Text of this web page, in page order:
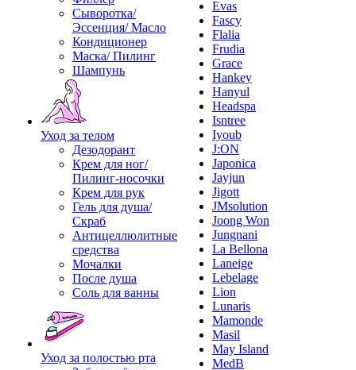
Сыворотка/
Эссенция/ Масло
Кондиционер
Маска/ Пилинг
Шампунь
Уход за телом
Дезодорант
Крем для ног/
Пилинг-носочки
Крем для рук
Гель для душа/
Скраб
Антицеллюлитные
средства
Мочалки
После душа
Соль для ванны
Уход за полостью рта
Evas
Fascy
Flalia
Frudia
Grace
Hankey
Hanyul
Headspa
Isntree
Iyoub
J:ON
Japonica
Jayjun
Jigott
JMsolution
Joong Won
Jungnani
La Bellona
Laneige
Lebelage
Lion
Lunaris
Mamonde
Masil
May Island
MedB